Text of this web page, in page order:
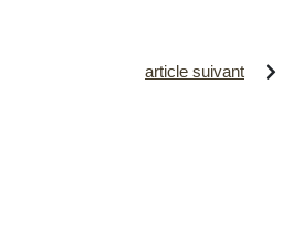
article suivant